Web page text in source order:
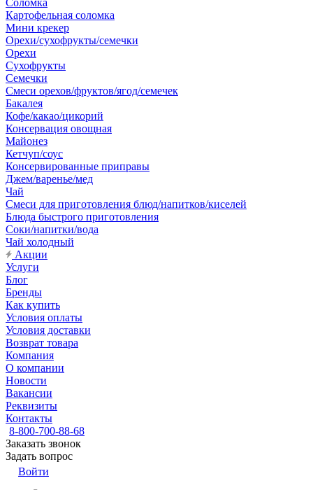
Соломка
Картофельная соломка
Мини крекер
Орехи/сухофрукты/семечки
Орехи
Сухофрукты
Семечки
Смеси орехов/фруктов/ягод/семечек
Бакалея
Кофе/какао/цикорий
Консервация овощная
Майонез
Кетчуп/соус
Консервированные приправы
Джем/варенье/мед
Чай
Смеси для приготовления блюд/напитков/киселей
Блюда быстрого приготовления
Соки/напитки/вода
Чай холодный
Акции
Услуги
Блог
Бренды
Как купить
Условия оплаты
Условия доставки
Возврат товара
Компания
О компании
Новости
Вакансии
Реквизиты
Контакты
8-800-700-88-68
Заказать звонок
Задать вопрос
Войти